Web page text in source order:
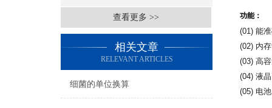
查看更多 >>
相关文章
RELEVANT ARTICLES
细菌的单位换算
功能：
(01) 能
(02) 内
(03) 高
(04) 液
(05) 电